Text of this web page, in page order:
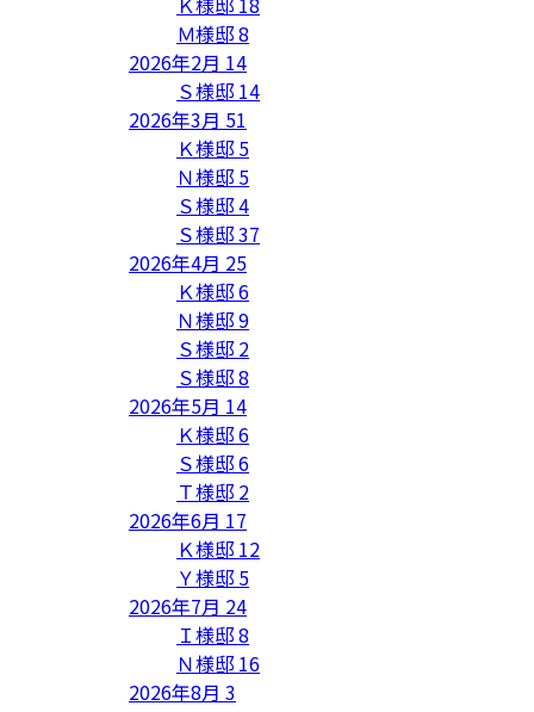
Ｍ様邸8
2026年2月 14
Ｓ様邸 14
2026年3月 51
Ｋ様邸 5
Ｎ様邸 5
Ｓ様邸4
Ｓ様邸37
2026年4月 25
Ｋ様邸6
Ｎ様邸9
Ｓ様邸 2
Ｓ様邸8
2026年5月 14
Ｋ様邸6
Ｓ様邸6
Ｔ様邸 2
2026年6月 17
Ｋ様邸 12
Ｙ様邸 5
2026年7月 24
Ｉ様邸8
Ｎ様邸 16
2026年8月 3